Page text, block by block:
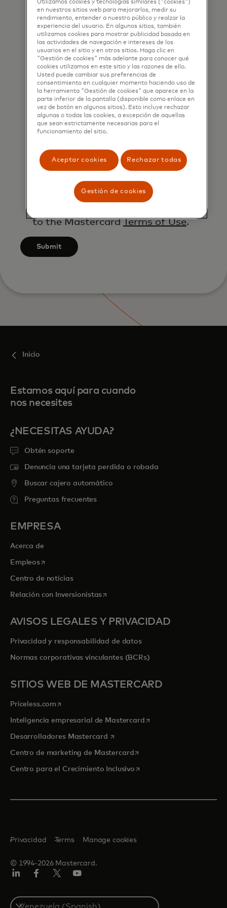
well as other topical business
information by email. If I have
shared my phone number, I confirm
that I am also happy to be
contacted by Mastercard for such
marketing purposes by phone. I
understand that I am free to
withdraw my consent at any time,
free of charge, using the opt-out
link provided in each email.
data will be processed in
accordance with
Mastercard’sGlobal Privacy Notice
By submitting this form, I also
to the MastercardTerms of Use.
Submit
Inicio
Estamos aquí para cuando
nos necesites
¿NECESITAS AYUDA?
Obtén soporte
Denuncia una tarjeta perdida o robada
Buscar cajero automático
Preguntas frecuentes
EMPRESA
Acerca de
Empleosse abre en una pestaña nueva
Centro de noticias
Relación con Inversionistasse abre en una pestaña nueva
AVISOS LEGALES Y PRIVACIDAD
Privacidad y responsabilidad de datos
Normas corporativas vinculantes (BCRs)
SITIOS WEB DE MASTERCARD
Priceless.com se abre en una pestaña nueva
Inteligencia empresarial de Mastercardse abre en una pestaña
Desarrolladores Mastercard se abre en una pestaña nueva
Centro de marketing de Mastercardse abre en una pestaña
Centro para el Crecimiento Inclusivose abre en una pestaña
© 1994-2026 Mastercard.
Privacidad Terms Manage cookies
Select
Utilizamos cookies y tecnologías similares ("cookies")
en nuestros sitios web para mejorarlos, medir su
rendimiento, entender a nuestro público y realzar la
experiencia del usuario. En algunos sitios, también
utilizamos cookies para mostrar publicidad basada en
las actividades de navegación e intereses de los
usuarios en el sitio y en otros sitios. Haga clic en
"Gestión de cookies" más adelante para conocer qué
cookies utilizamos en este sitio y las razones de ello.
Usted puede cambiar sus preferencias de
consentimiento en cualquier momento haciendo uso de
la herramienta "Gestión de cookies" que aparece en la
parte inferior de la pantalla (disponible como enlace en
vez de botón en algunos sitios). Esto incluye rechazar
algunas o todas las cookies, a excepción de aquellas
que sean estrictamente necesarias para el
funcionamiento del sitio.
Aceptar cookies Rechazar todas
Gestión de cookies